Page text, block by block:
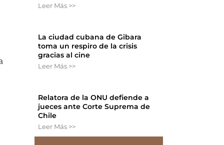
Leer Más >>
La ciudad cubana de Gibara
toma un respiro de la crisis
gracias al cine
Leer Más >>
Relatora de la ONU defiende a
jueces ante Corte Suprema de
Chile
Leer Más >>